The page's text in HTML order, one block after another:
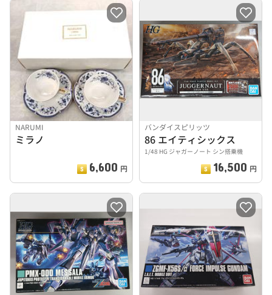
NARUMI
ミラノ
6,600 円
バンダイスピリッツ
86 エイティシックス
1/48 HG ジャガーノート シン搭乗機
16,500 円